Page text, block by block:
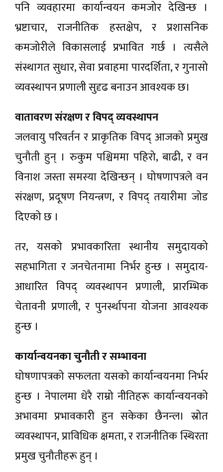
पनि व्यवहारमा कार्यान्वयन कमजोर देखिन्छ ।
भ्रष्टाचार, राजनीतिक हस्तक्षेप, र प्रशासनिक
कमजोरीले विकासलाई प्रभावित गर्छ । त्यसैले
संस्थागत सुधार, सेवा प्रवाहमा पारदर्शिता, र गुनासो
व्यवस्थापन प्रणाली सुदृढ बनाउन आवश्यक छ।
वातावरण संरक्षण र विपद् व्यवस्थापन
जलवायु परिवर्तन र प्राकृतिक विपद् आजको प्रमुख
चुनौती हुन् । रुकुम पश्चिममा पहिरो, बाढी, र वन
विनाश जस्ता समस्या देखिन्छन् । घोषणापत्रले वन
संरक्षण, प्रदूषण नियन्त्रण, र विपद् तयारीमा जोड
दिएको छ ।
तर, यसको प्रभावकारिता स्थानीय समुदायको
सहभागिता र जनचेतनामा निर्भर हुन्छ । समुदाय-
आधारित विपद् व्यवस्थापन प्रणाली, प्रारम्भिक
चेतावनी प्रणाली, र पुनर्स्थापना योजना आवश्यक
हुन्छ ।
कार्यान्वयनका चुनौती र सम्भावना
घोषणापत्रको सफलता यसको कार्यान्वयनमा निर्भर
हुन्छ । नेपालमा धेरै राम्रो नीतिहरू कार्यान्वयनको
अभावमा प्रभावकारी हुन सकेका छैनन्ल। स्रोत
व्यवस्थापन, प्राविधिक क्षमता, र राजनीतिक स्थिरता
प्रमुख चुनौतीहरू हुन् ।